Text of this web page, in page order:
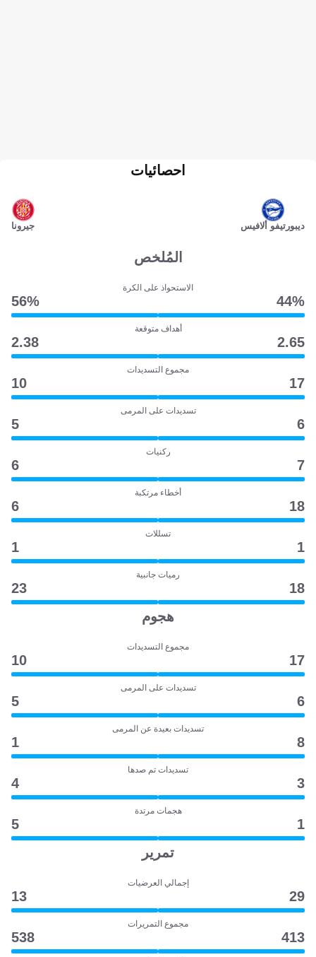
ديبورتيفو ألافيس
احصائيات
جيرونا
المُلخص
الاستحواذ على الكرة
44‎%‎
56‎%‎
أهداف متوقعة
2.65
2.38
مجموع التسديدات
17
10
تسديدات على المرمى
6
5
ركنيات
7
6
أخطاء مرتكبة
18
6
تسللات
1
1
رميات جانبية
18
23
هجوم
مجموع التسديدات
17
10
تسديدات على المرمى
6
5
تسديدات بعيدة عن المرمى
8
1
تسديدات تم صدها
3
4
هجمات مرتدة
1
5
تمرير
إجمالي العرضيات
29
13
مجموع التمريرات
413
538